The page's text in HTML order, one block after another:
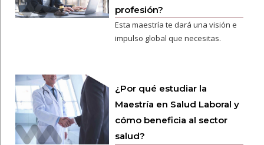
profesión?
Esta maestría te dará una visión e
impulso global que necesitas.
¿Por qué estudiar la
Maestría en Salud Laboral y
cómo beneficia al sector
salud?